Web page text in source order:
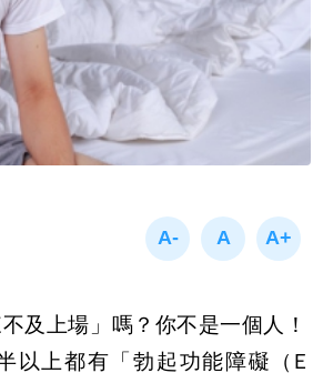
及上場」嗎？你不是一個人！
以上都有「勃起功能障礙（ E